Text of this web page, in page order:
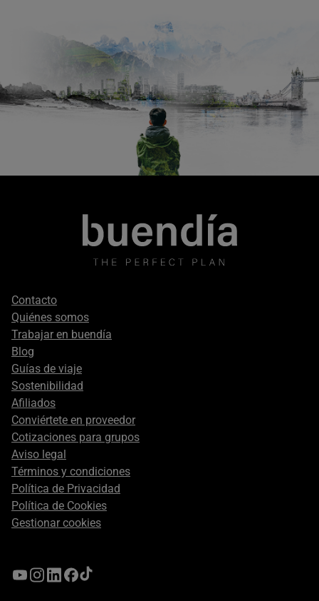
Footer
secondary
Contacto
Quiénes somos
Trabajar en buendía
Blog
Guías de viaje
Sostenibilidad
Afiliados
Conviértete en proveedor
Cotizaciones para grupos
Aviso legal
Términos y condiciones
Política de Privacidad
Política de Cookies
Gestionar cookies